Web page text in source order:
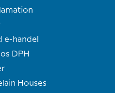
e-handel
DPH
Houses